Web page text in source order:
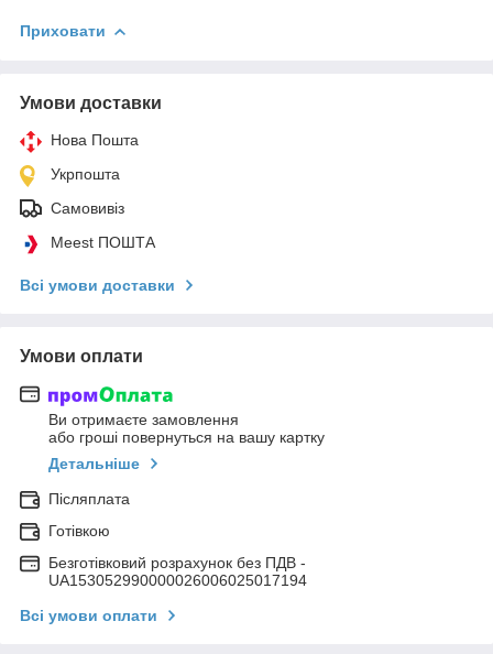
Приховати
Умови доставки
Нова Пошта
Укрпошта
Самовивіз
Meest ПОШТА
Всі умови доставки
Умови оплати
Ви отримаєте замовлення
або гроші повернуться на вашу картку
Детальніше
Післяплата
Готівкою
Безготівковий розрахунок без ПДВ -
UA153052990000026006025017194
Всі умови оплати